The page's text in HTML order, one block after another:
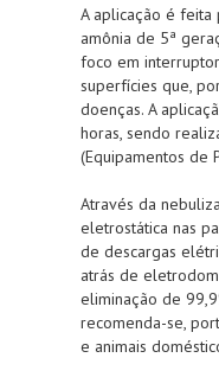
A aplicação é feita
amônia de 5ª
foco em
superfícies que,
doenças. A
horas, sendo
(Equipamentos de
Através da
eletrostática nas
de descargas
atrás de
eliminação de
recomenda-se,
e animais